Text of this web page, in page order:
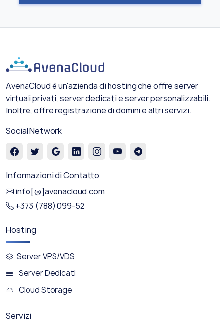
AvenaCloud è un'azienda di hosting che offre server
virtuali privati, server dedicati e server personalizzabili.
Inoltre, offre registrazione di domini e altri servizi.
Social Network
Informazioni di Contatto
info[@]avenacloud.com
+373 (788) 099-52
Hosting
Server VPS/VDS
Server Dedicati
Cloud Storage
Servizi